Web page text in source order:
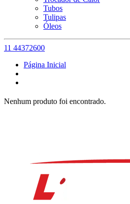
Tubos
Tulipas
Óleos
11 44372600
Página Inicial
Nenhum produto foi encontrado.